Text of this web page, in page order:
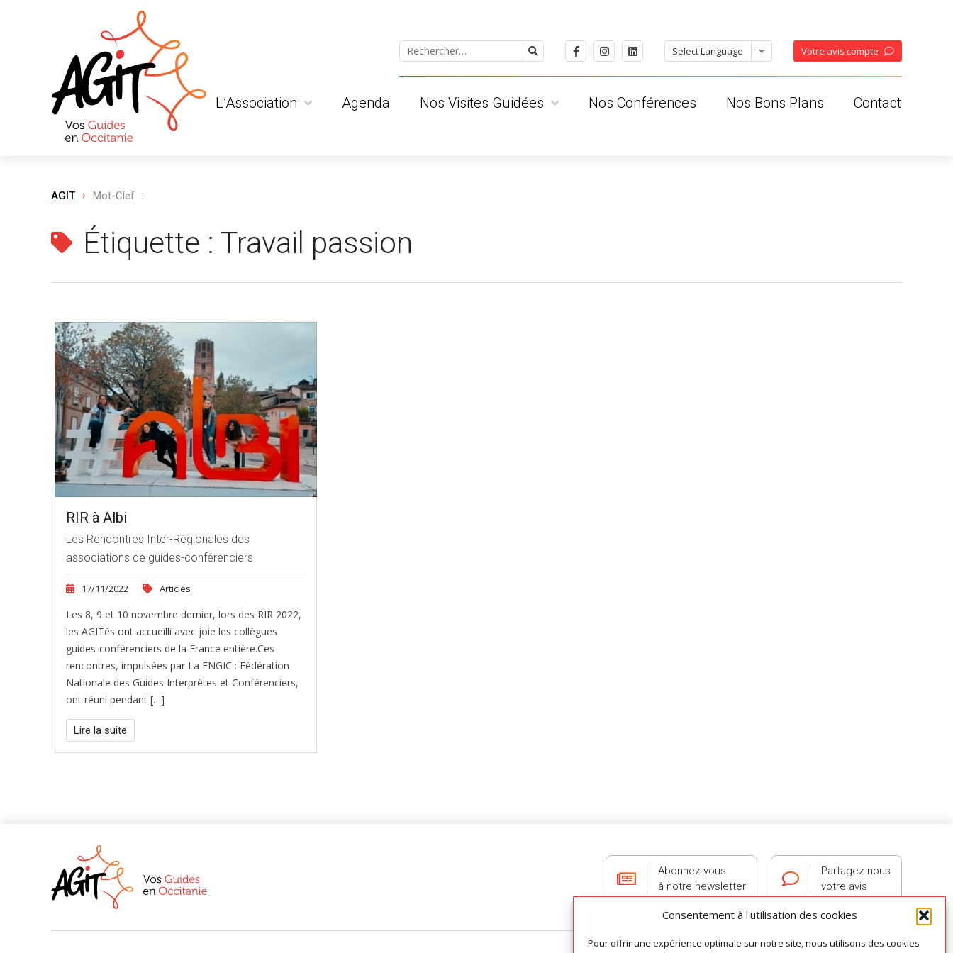
Consentement à l'utilisation des cookies
Pour offrir une expérience optimale sur notre site, nous utilisons des cookies
Votre avis compte
L’Association Agenda Nos Visites Guidées Nos Conférences Nos Bons Plans Contact
AGIT › Mot-Clef :
Étiquette : Travail passion
RIR à Albi
Les Rencontres Inter-Régionales des
associations de guides-conférenciers
17/11/2022 Articles
Les 8, 9 et 10 novembre dernier, lors des RIR 2022,
les AGITés ont accueilli avec joie les collègues
guides-conférenciers de la France entière.Ces
rencontres, impulsées par La FNGIC : Fédération
Nationale des Guides Interprètes et Conférenciers,
ont réuni pendant […]
Lire la suite
Abonnez-vous
à notre newsletter
Partagez-nous
votre avis